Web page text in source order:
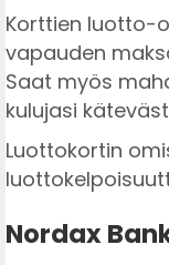
Korttien luotto-
vapauden
Saat myös
kulujasi
Luottokortin
Nordax